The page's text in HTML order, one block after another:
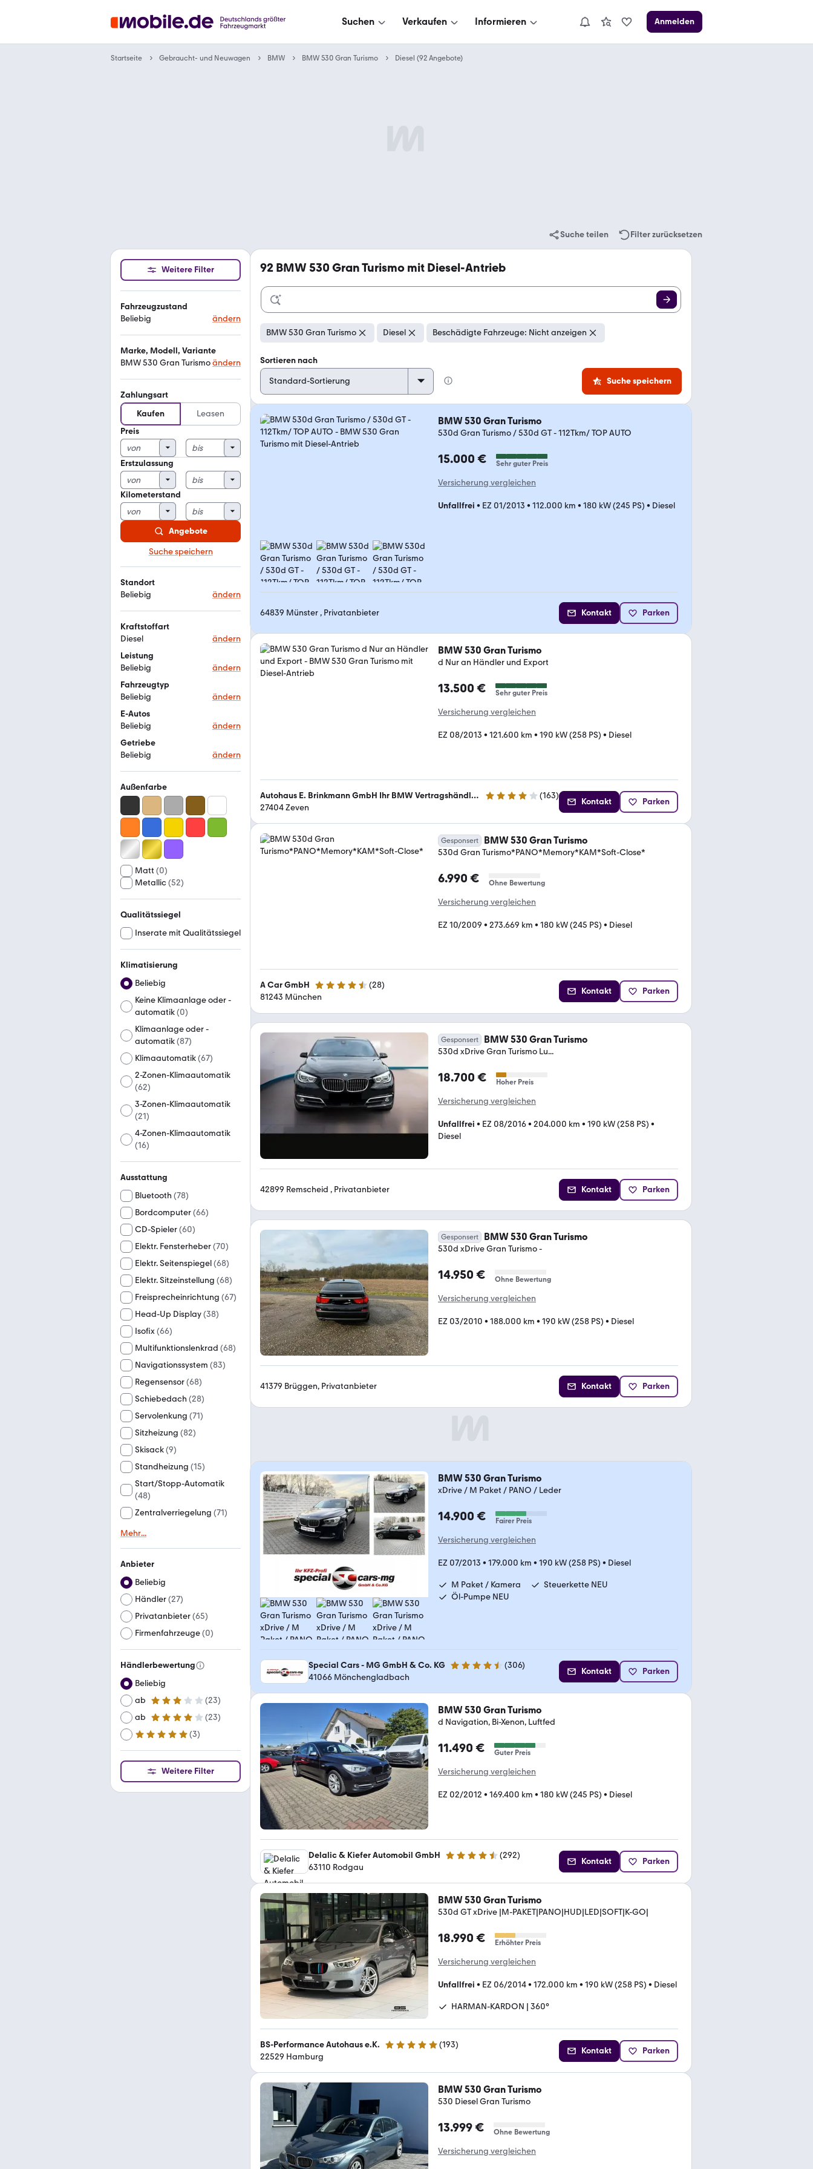
Suchen Verkaufen Informieren Anmelden
Startseite Gebraucht- und Neuwagen BMW BMW 530 Gran Turismo Diesel (92 Angebote)
Suche teilen Filter zurücksetzen
Weitere Filter
Fahrzeugzustand
Beliebig
ändern
Marke, Modell, Variante
BMW 530 Gran Turismoändern
Zahlungsart
Kaufen
Leasen
Preis
Erstzulassung
Kilometerstand
Angebote
Suche speichern
Standort
Beliebig
ändern
Kraftstoffart
Diesel
ändern
Leistung
Beliebig
ändern
Fahrzeugtyp
Beliebig
ändern
E-Autos
Beliebig
ändern
Getriebe
Beliebig
ändern
Außenfarbe
Matt (0)
Metallic(52)
Qualitätssiegel
Inserate mit Qualitätssiegel
Klimatisierung
Beliebig
Keine Klimaanlage oder -
automatik(0)
Klimaanlage oder -
automatik(87)
Klimaautomatik(67)
2-Zonen-Klimaautomatik
(62)
3-Zonen-Klimaautomatik
(21)
4-Zonen-Klimaautomatik
(16)
Ausstattung
Bluetooth (78)
Bordcomputer(66)
CD-Spieler(60)
Elektr. Fensterheber(70)
Elektr. Seitenspiegel(68)
Elektr. Sitzeinstellung (68)
Freisprecheinrichtung (67)
Head-Up Display(38)
Isofix(66)
Multifunktionslenkrad (68)
Navigationssystem (83)
Regensensor(68)
Schiebedach (28)
Servolenkung (71)
Sitzheizung (82)
Skisack(9)
Standheizung (15)
Start/Stopp-Automatik
(48)
Zentralverriegelung (71)
Mehr...
Anbieter
Beliebig
Händler(27)
Privatanbieter(65)
Firmenfahrzeuge(0)
Händlerbewertung
Beliebig
ab
3 Sterne (23)
ab
4 Sterne (23)
ab
5 Sterne (3)
Weitere Filter
92 BMW 530 Gran Turismo mit Diesel-Antrieb
BMW 530 Gran Turismo Diesel Beschädigte Fahrzeuge: Nicht anzeigen
Sortieren nach
Suche speichern
BMW 530 Gran Turismo
530d Gran Turismo / 530d GT - 112Tkm/ TOP AUTO
15.000 € Sehr guter Preis
Versicherung vergleichen
Unfallfrei • EZ 01/2013 • 112.000 km • 180 kW (245 PS) • Diesel
64839 Münster , Privatanbieter Kontakt Parken
BMW 530 Gran Turismo
d Nur an Händler und Export
13.500 € Sehr guter Preis
Versicherung vergleichen
EZ 08/2013 • 121.600 km • 190 kW (258 PS) • Diesel
Autohaus E. Brinkmann GmbH Ihr BMW Vertragshändler und MINI Agent 4 Sterne (163)
27404 Zeven
Kontakt Parken
Gesponsert BMW 530 Gran Turismo
530d Gran Turismo*PANO*Memory*KAM*Soft-Close*
6.990 € Ohne Bewertung
Versicherung vergleichen
EZ 10/2009 • 273.669 km • 180 kW (245 PS) • Diesel
A Car GmbH 4.7 Sterne (28)
81243 München
Kontakt Parken
Gesponsert BMW 530 Gran Turismo
530d xDrive Gran Turismo Lu...
18.700 € Hoher Preis
Versicherung vergleichen
Unfallfrei • EZ 08/2016• 204.000 km • 190 kW (258 PS) •
Diesel
42899 Remscheid , Privatanbieter Kontakt Parken
Gesponsert BMW 530 Gran Turismo
530d xDrive Gran Turismo -
14.950 € Ohne Bewertung
Versicherung vergleichen
EZ 03/2010 • 188.000 km • 190 kW (258 PS) • Diesel
41379 Brüggen, Privatanbieter Kontakt Parken
BMW 530 Gran Turismo
xDrive / M Paket / PANO / Leder
14.900 € Fairer Preis
Versicherung vergleichen
EZ 07/2013 • 179.000 km • 190 kW (258 PS) • Diesel
M Paket / Kamera
Steuerkette NEU
Öl-Pumpe NEU
Special Cars - MG GmbH & Co. KG 4.7 Sterne (306)
41066 Mönchengladbach
Kontakt Parken
BMW 530 Gran Turismo
d Navigation, Bi-Xenon, Luftfed
11.490 € Guter Preis
Versicherung vergleichen
EZ 02/2012 • 169.400 km • 180 kW (245 PS) • Diesel
Delalic & Kiefer Automobil GmbH 4.7 Sterne (292)
63110 Rodgau
Kontakt Parken
BMW 530 Gran Turismo
530d GT xDrive |M-PAKET|PANO|HUD|LED|SOFT|K-GO|
18.990 € Erhöhter Preis
Versicherung vergleichen
Unfallfrei • EZ 06/2014• 172.000 km • 190 kW (258 PS) • Diesel
HARMAN-KARDON | 360°
BS-Performance Autohaus e.K. 4.9 Sterne (193)
22529 Hamburg
Kontakt Parken
BMW 530 Gran Turismo
530 Diesel Gran Turismo
13.999 € Ohne Bewertung
Versicherung vergleichen